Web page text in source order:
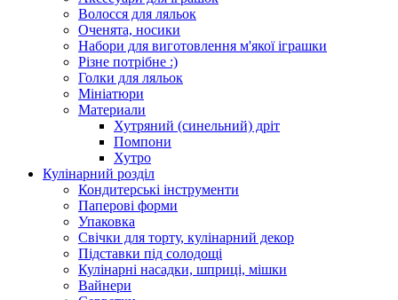
Волосся для ляльок
Оченята, носики
Набори для виготовлення м'якої іграшки
Різне потрібне :)
Голки для ляльок
Мініатюри
Материали
Хутряний (синельний) дріт
Помпони
Хутро
Кулінарний розділ
Кондитерські інструменти
Паперові форми
Упаковка
Свічки для торту, кулінарний декор
Підставки під солодощі
Кулінарні насадки, шприці, мішки
Вайнери